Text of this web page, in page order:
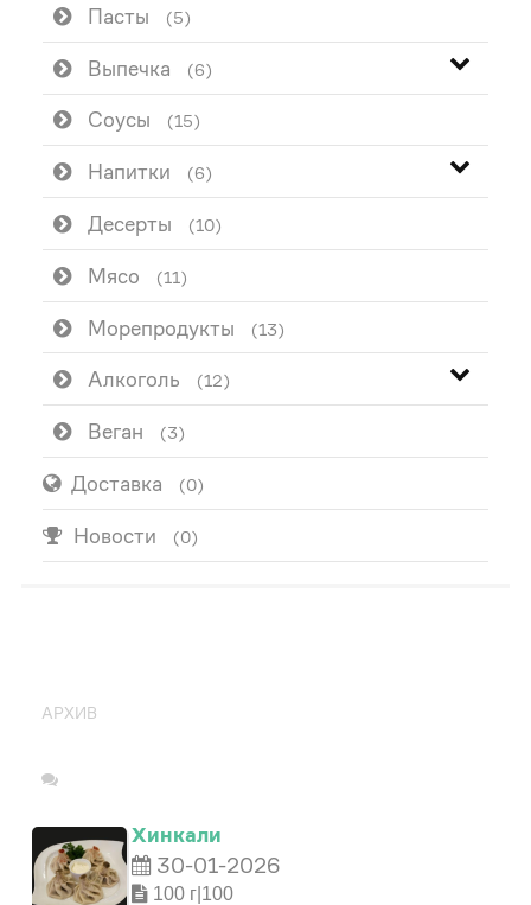
Пасты (5)
Выпечка (6)
Соусы (15)
Напитки (6)
Десерты (10)
Мясо (11)
Морепродукты (13)
Алкоголь (12)
Веган (3)
Доставка (0)
Новости (0)
АРХИВ
Хинкали
30-01-2026
100 г|100